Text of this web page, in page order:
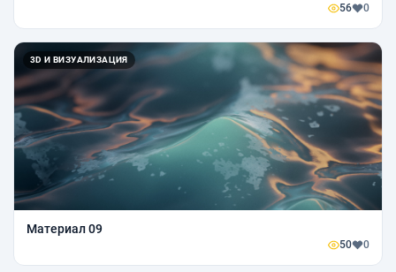
56 0
3D И ВИЗУАЛИЗАЦИЯ
Материал 09
50 0